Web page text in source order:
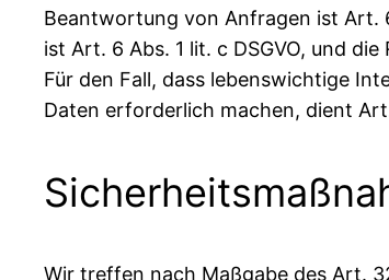
Beantwortung von Anfragen ist Art.
ist Art. 6 Abs. 1 lit. c DSGVO, und
Für den Fall, dass lebenswichtige
Daten erforderlich machen, dient
Wir treffen nach Maßgabe des Art.